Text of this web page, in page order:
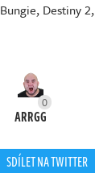
Bungie, Destiny 2,
0
ARRGG
SDÍLET NA TWITTER